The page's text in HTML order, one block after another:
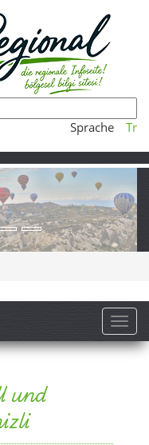
Sprache Tr
und